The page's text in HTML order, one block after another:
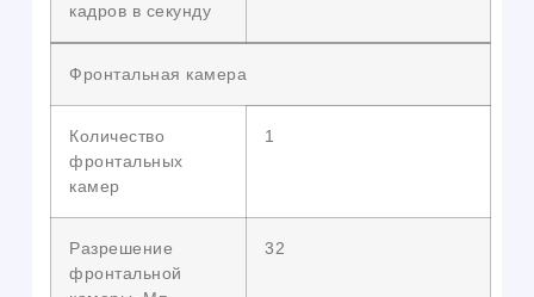
кадров в секунду
Фронтальная камера
Количество
фронтальных
камер
1
Разрешение
фронтальной
32